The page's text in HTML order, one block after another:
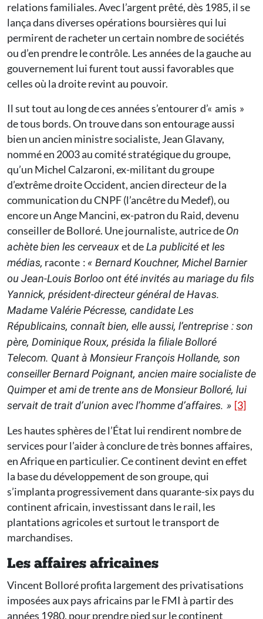
relations familiales. Avec l’argent prêté, dès 1985, il se
lança dans diverses opérations boursières qui lui
permirent de racheter un certain nombre de sociétés
ou d’en prendre le contrôle. Les années de la gauche au
gouvernement lui furent tout aussi favorables que
celles où la droite revint au pouvoir.
Il sut tout au long de ces années s’entourer d’« amis »
de tous bords. On trouve dans son entourage aussi
bien un ancien ministre socialiste, Jean Glavany,
nommé en 2003 au comité stratégique du groupe,
qu’un Michel Calzaroni, ex-militant du groupe
d’extrême droite Occident, ancien directeur de la
communication du CNPF (l’ancêtre du Medef), ou
encore un Ange Mancini, ex-patron du Raid, devenu
conseiller de Bolloré. Une journaliste, autrice deOn
achète bien les cerveauxet deLa publicité et les
médias, raconte : « Bernard Kouchner, Michel Barnier
ou Jean-Louis Borloo ont été invités au mariage du fils
Yannick, président-directeur général de Havas.
Madame Valérie Pécresse, candidate Les
Républicains, connaît bien, elle aussi, l’entreprise : son
père, Dominique Roux, présida la filiale Bolloré
Telecom. Quant à Monsieur François Hollande, son
conseiller Bernard Poignant, ancien maire socialiste de
Quimper et ami de trente ans de Monsieur Bolloré, lui
servait de trait d’union avec l’homme d’affaires. » [3]
Les hautes sphères de l’État lui rendirent nombre de
services pour l’aider à conclure de très bonnes affaires,
en Afrique en particulier. Ce continent devint en effet
la base du développement de son groupe, qui
s’implanta progressivement dans quarante-six pays du
continent africain, investissant dans le rail, les
plantations agricoles et surtout le transport de
marchandises.
Les affaires africaines
Vincent Bolloré profita largement des privatisations
imposées aux pays africains par le FMI à partir des
années 1980, pour prendre pied sur le continent